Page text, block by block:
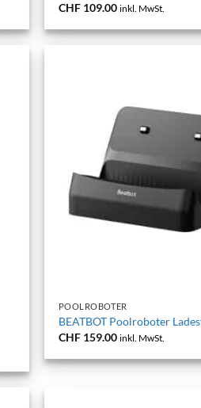
CHF109.00 inkl. MwSt.
POOLROBOTER
BEATBOT Poolroboter
CHF159.00 inkl. MwSt.